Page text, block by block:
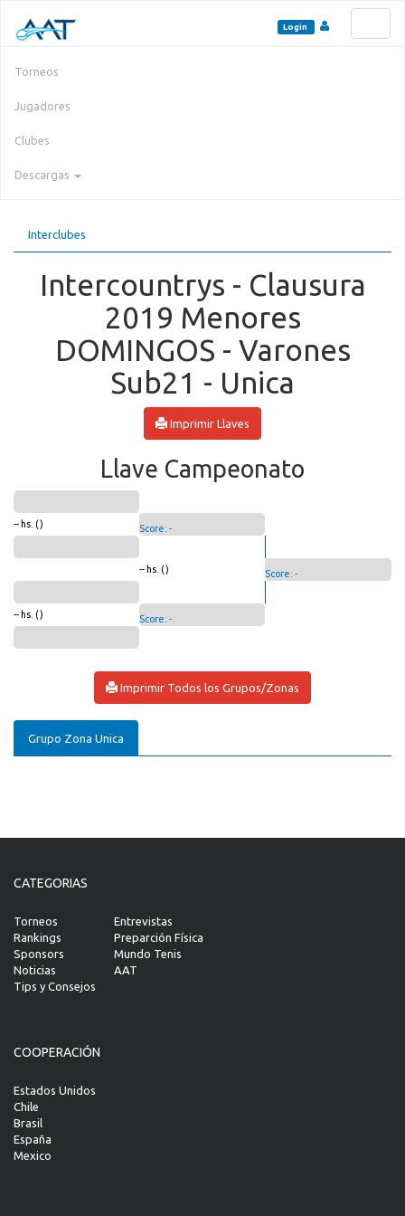
Torneos
Jugadores
Clubes
Descargas
Login
Interclubes
Intercountrys - Clausura
2019 Menores
DOMINGOS - Varones
Sub21 - Unica
Imprimir Llaves
Llave Campeonato
-- hs. ()
-- hs. ()
Score: -
-- hs. ()
Score: -
Score: -
Imprimir Todos los Grupos/Zonas
Grupo Zona Unica
CATEGORIAS
Torneos
Rankings
Sponsors
Noticias
Tips y Consejos
Entrevistas
Preparción Física
Mundo Tenis
AAT
COOPERACIÓN
Estados Unidos
Chile
Brasil
España
Mexico